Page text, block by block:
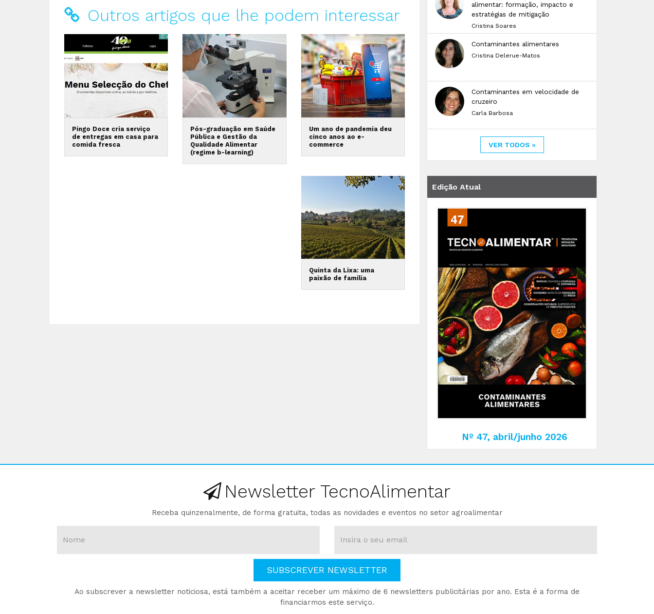
Outros artigos que lhe podem interessar
Pingo Doce cria serviço
de entregas em casa para
comida fresca
Pós-graduação em Saúde
Pública e Gestão da
Qualidade Alimentar
(regime b-learning)
Um ano de pandemia deu
cinco anos ao e-
commerce
Quinta da Lixa: uma
paixão de família
alimentar: formação, impacto e
estratégias de mitigação
Cristina Soares
Contaminantes alimentares
Cristina Delerue-Matos
Contaminantes em velocidade de
cruzeiro
Carla Barbosa
VER TODOS »
Edição Atual
Nº 47, abril/junho 2026
Newsletter TecnoAlimentar
Receba quinzenalmente, de forma gratuita, todas as novidades e eventos no setor agroalimentar
SUBSCREVER NEWSLETTER
Ao subscrever a newsletter noticiosa, está também a aceitar receber um máximo de 6 newsletters publicitárias por ano. Esta é a forma de
financiarmos este serviço.